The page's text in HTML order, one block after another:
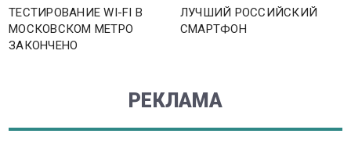
ТЕСТИРОВАНИЕ WI-FI В
МОСКОВСКОМ МЕТРО
ЗАКОНЧЕНО
ЛУЧШИЙ РОССИЙСКИЙ
СМАРТФОН
РЕКЛАМА